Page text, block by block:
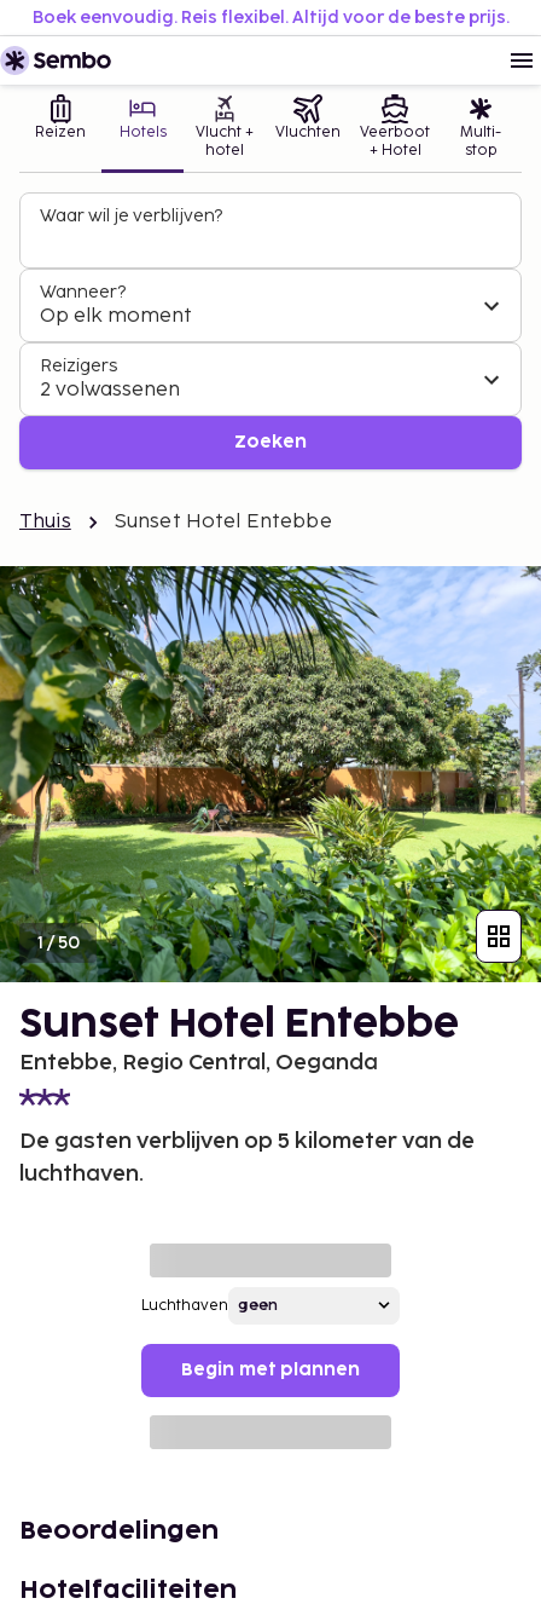
Boek eenvoudig. Reis flexibel. Altijd voor de beste prijs.
Reizen Hotels
Vlucht +
hotel
Vluchten
Veerboot
+ Hotel
Multi-
stop
Waar wil je verblijven?
Wanneer?
Op elk moment
Reizigers
2 volwassenen
Zoeken
Thuis Sunset Hotel Entebbe
1/50
Sunset Hotel Entebbe
Entebbe, Regio Central, Oeganda
De gasten verblijven op 5 kilometer van de
luchthaven.
Luchthaven
Begin met plannen
Beoordelingen
Hotelfaciliteiten